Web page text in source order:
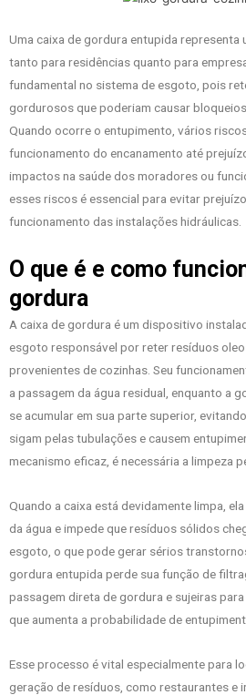
Uma caixa de gordura entupida representa
tanto para residências quanto para
fundamental no sistema de esgoto, pois
gordurosos que poderiam causar
Quando ocorre o entupimento, vários
funcionamento do encanamento até
impactos na saúde dos moradores ou
esses riscos é essencial para evitar
funcionamento das instalações hidráulicas.
O que é e como
gordura
A caixa de gordura é um dispositivo
esgoto responsável por reter resíduos
provenientes de cozinhas. Seu
a passagem da água residual, enquanto a
se acumular em sua parte superior,
sigam pelas tubulações e causem
mecanismo eficaz, é necessária a limpeza
Quando a caixa está devidamente limpa,
da água e impede que resíduos sólidos
esgoto, o que pode gerar sérios
gordura entupida perde sua função de
passagem direta de gordura e sujeiras
que aumenta a probabilidade de
Esse processo é vital especialmente para
geração de resíduos, como restaurantes e